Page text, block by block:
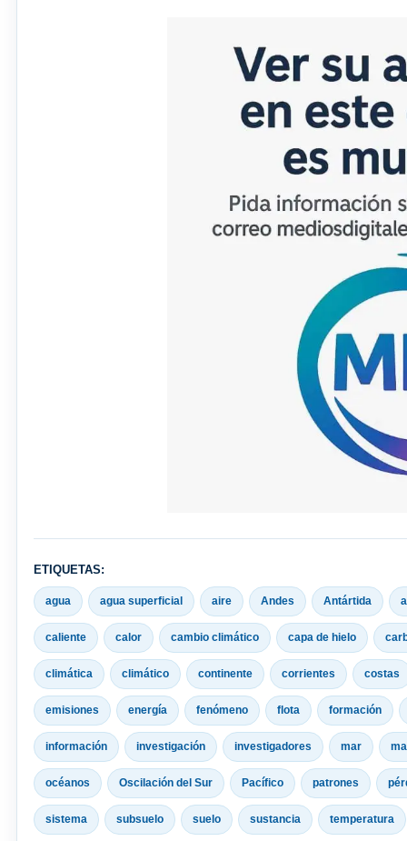
ETIQUETAS:
agua agua superficial aire Andes Antártida
caliente calor cambio climático capa de hielo
climática climático continente corrientes costas
emisiones energía fenómeno flota formación
información investigación investigadores mar
océanos Oscilación del Sur Pacífico patrones
sistema subsuelo suelo sustancia temperatura